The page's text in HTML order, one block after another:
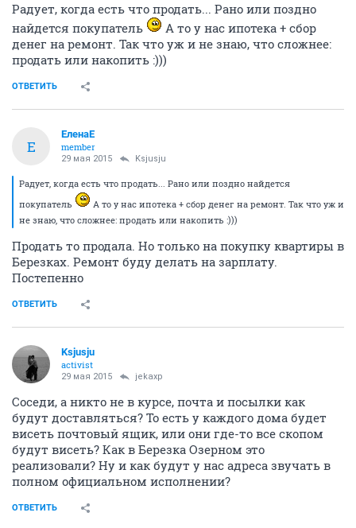
Радует, когда есть что продать... Рано или поздно
найдется покупатель
А то у нас ипотека + сбор
денег на ремонт. Так что уж и не знаю, что сложнее:
продать или накопить :)))
ОТВЕТИТЬ
Е
ЕленаЕ
member
29 мая 2015 Ksjusju
Радует, когда есть что продать... Рано или поздно найдется
покупатель
А то у нас ипотека + сбор денег на ремонт. Так что уж и
не знаю, что сложнее: продать или накопить :)))
Продать то продала. Но только на покупку квартиры в
Березках. Ремонт буду делать на зарплату.
Постепенно
ОТВЕТИТЬ
Ksjusju
activist
29 мая 2015 jekaxp
Соседи, а никто не в курсе, почта и посылки как
будут доставляться? То есть у каждого дома будет
висеть почтовый ящик, или они где-то все скопом
будут висеть? Как в Березка Озерном это
реализовали? Ну и как будут у нас адреса звучать в
полном официальном исполнении?
ОТВЕТИТЬ